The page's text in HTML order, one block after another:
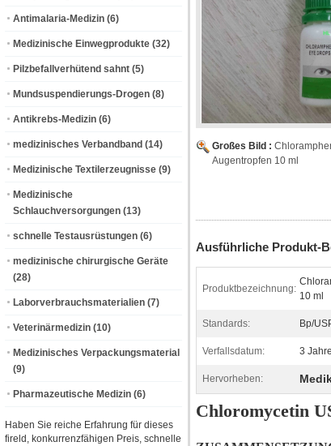
Antimalaria-Medizin (6)
Medizinische Einwegprodukte (32)
Pilzbefallverhütend sahnt (5)
Mundsuspendierungs-Drogen (8)
Antikrebs-Medizin (6)
medizinisches Verbandband (14)
Medizinische Textilerzeugnisse (9)
Medizinische
Schlauchversorgungen (13)
schnelle Testausrüstungen (6)
medizinische chirurgische Geräte
(28)
Laborverbrauchsmaterialien (7)
Veterinärmedizin (10)
Medizinisches Verpackungsmaterial
(9)
Pharmazeutische Medizin (6)
Haben Sie reiche Erfahrung für dieses
fireld, konkurrenzfähigen Preis, schnelle
Großes Bild :
Augentropfen 10 ml
Ausführliche Produkt-
Produktbezeichnung:
10 ml
Standards: Bp/
Verfallsdatum: 3 Jahre
Hervorheben:
Chloromycetin